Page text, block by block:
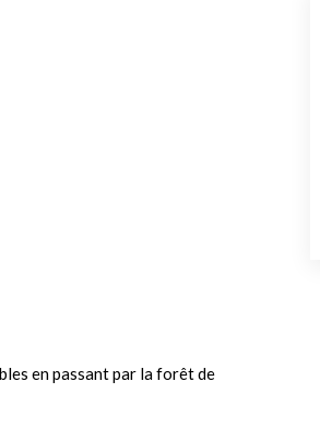
en passant par la forêt de